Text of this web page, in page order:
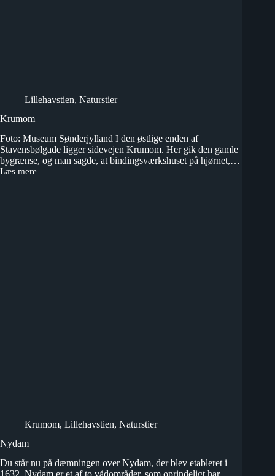
Lillehavstien, Naturstier
Krumom
Foto: Museum Sønderjylland I den østlige enden af
Stavensbølgade ligger sidevejen Krumom. Her gik den gamle
bygrænse, og man sagde, at bindingsværkshuset på hjørnet,…
Læs mere
Krumom
Krumom, Lillehavstien, Naturstier
Nydam
Du står nu på dæmningen over Nydam, der blev etableret i